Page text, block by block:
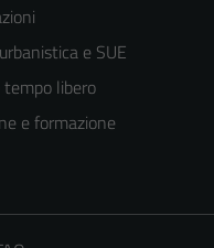
e SUE
libero
e formazione